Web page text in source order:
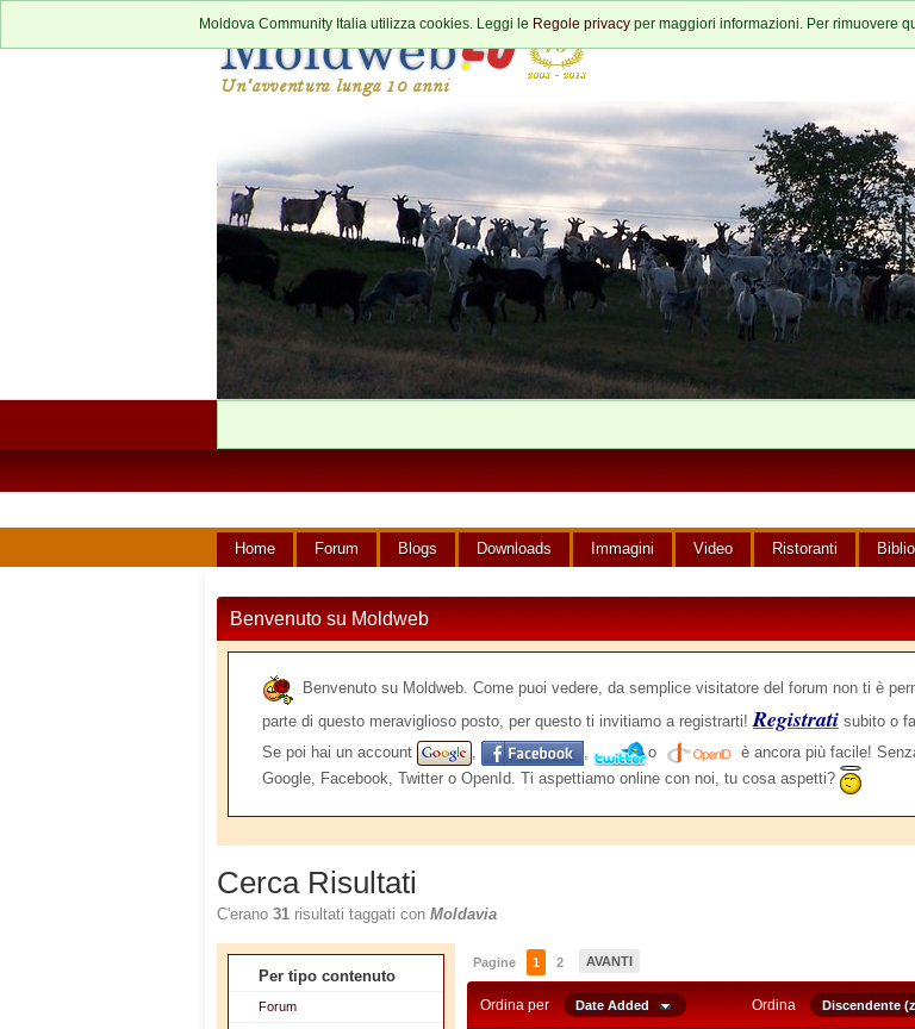
Moldova Community Italia utilizza cookies. Leggi le Regole privacy per maggiori informazioni. Per rimuovere
Home Forum Blogs Downloads Immagini Video Ristoranti
Benvenuto su Moldweb
Benvenuto su Moldweb. Come puoi vedere, da semplice visitatore del forum non ti è
parte di questo meraviglioso posto, per questo ti invitiamo a registrarti!Registrati subito o
Se poi hai un account
, , o è ancora più facile!
Google, Facebook, Twitter o OpenId. Ti aspettiamo online con noi, tu cosa aspetti?
Cerca Risultati
C'erano 31 risultati taggati con Moldavia
Per tipo contenuto
Forum
Pagine 1 2 AVANTI
Ordina per Date Added Ordina Discendente